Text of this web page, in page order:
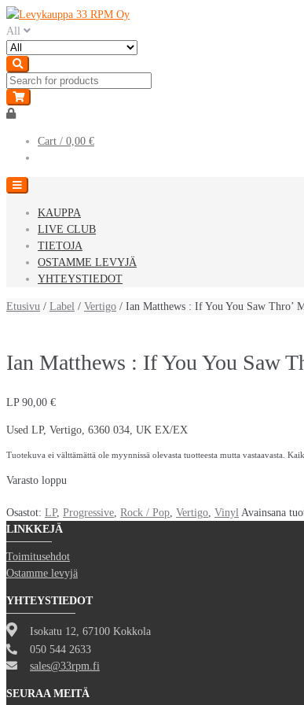
Skip
to
navigation
Skip
to
content
All
Cart / 0,00 €
KAUPPA
LIVE CLUB
TIETOJA
OSTAMME LEVYJÄ
YHTEYSTIEDOT
Etusivu / Label / Vertigo / Ian Matthews : If You You Saw Thro’
Ian Matthews : If You You Saw
LP 90,00 €
Used LP, Vertigo, 6360 034, UK EX/EX
Tuotekuva ei välttämättä ole myynnissä olevasta tuotteesta mutta vastaavasta.
Varasto loppu
Osastot: LP, Progressive Rock / Pop Vertigo Vinyl Avainsana
LINKKEJÄ
Toimitusehdot
Ostamme levyjä
YHTEYSTIEDOT
Isokatu 12, 67100 Kokkola
050 544 2633
sales@33rpm.fi
SEURAA MEITÄ